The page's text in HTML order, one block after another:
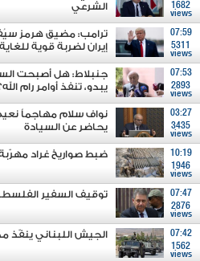
1682
views
الشرعي
07:59
5311
views
ترامب: مضيق هرمز
إيران لضربة قوية للغاية
07:53
2893
views
جنبلاط: هل أصبحت
يبدو، تنفذ أوامر رام
03:27
3435
views
نواف سلام مهاجماً
يحاضر عن السيادة
10:19
1946
views
ضبط صواريخ غراد
07:47
2876
views
توقيف السفير
07:42
1562
views
الجيش اللبناني